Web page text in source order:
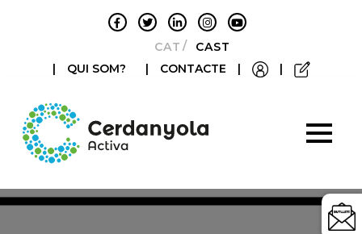
CATALÀCASTELLANO
|
QUI SOM? | CONTACTE | |